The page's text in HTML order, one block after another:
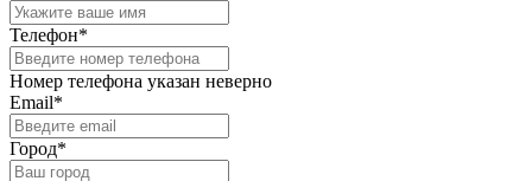
Телефон*
Номер телефона указан неверно
Email*
Город*